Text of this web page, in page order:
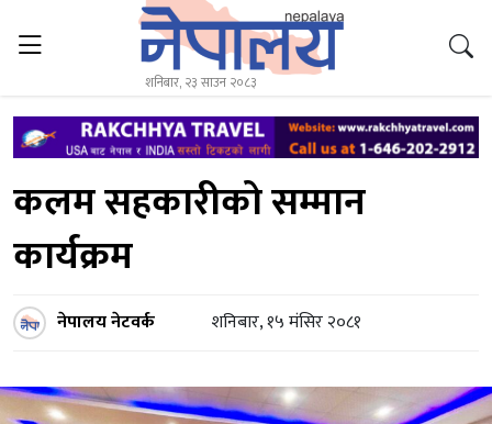
शनिबार, २३ साउन २०८३
कलम सहकारीको सम्मान
कार्यक्रम
नेपालय नेटवर्क शनिबार, १५ मंसिर २०८१